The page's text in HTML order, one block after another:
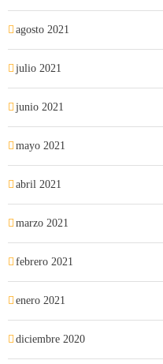
agosto 2021
julio 2021
junio 2021
mayo 2021
abril 2021
marzo 2021
febrero 2021
enero 2021
diciembre 2020